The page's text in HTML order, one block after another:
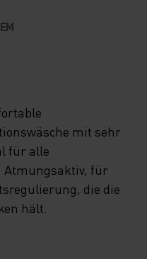
mit sehr
für alle
Atmungsaktiv, für
die die
hält.